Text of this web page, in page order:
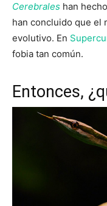
Cerebrales han
han concluido que el
evolutivo. En
fobia tan común.
Entonces,